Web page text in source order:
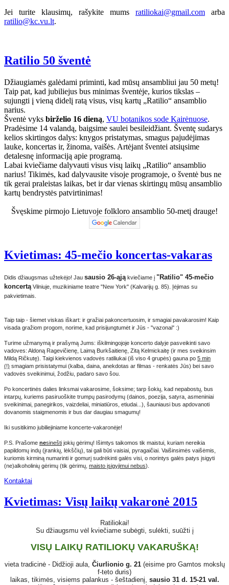
Jei turite klausimų, rašykite mums ratiliokai@gmail.com arba
ratilio@kc.vu.lt.
Ratilio 50 šventė
Džiaugiamės galėdami priminti, kad mūsų ansambliui jau 50 metų!
Taip pat, kad jubiliejus bus minimas šventėje, kurios tikslas –
sujungti į vieną didelį ratą visus, visų kartų „Ratilio“ ansamblio
narius.
Šventė vyks birželio 16 dieną, VU botanikos sode Kairėnuose.
Pradėsime 14 valandą, baigsime saulei besileidžiant. Šventę sudarys
kelios skirtingos dalys: knygos pristatymas, smagus pajudėjimas
lauke, koncertas ir, žinoma, vaišės. Artėjant šventei atsiųsime
detalesnę informaciją apie programą.
Labai kviečiame dalyvauti visus visų laikų „Ratilio“ ansamblio
narius! Tikimės, kad dalyvausite visoje programoje, o šventė bus ne
tik gerai praleistas laikas, bet ir dar vienas skirtingų mūsų ansamblio
kartų bendrystės patvirtinimas!
Švęskime pirmojo Lietuvoje folkloro ansamblio 50-metį drauge!
Kvietimas: 45-mečio koncertas-vakaras
Didis džiaugsmas užtekėjo! Jau sausio 26-ąją kviečiame į "Ratilio" 45-mečio
koncertą Vilniuje, muzikiniame teatre "New York" (Kalvarijų g. 85). Įėjimas su
pakvietimais.
Taip taip - šiemet viskas iškart: ir gražiai pakoncertuosim, ir smagiai pavakarosim! Kaip
visada gražiom progom, norime, kad prisijungtumėt ir Jūs - "vazonai" :)
Turime užmanymą ir prašymą Jums: iškilmingojoje koncerto dalyje pasveikinti savo
vadoves: Aldoną Ragevičienę, Laimą Burkšaitienę, Zitą Kelmickaitę (ir mes sveikinsim
Mildą Ričkutę). Taigi kiekvienos vadovės ratiliukai (iš viso 4 grupės) gauna po 5 min
(!) smagiam prisistatymui (kalba, daina, anekdotas ar filmas - renkatės Jūs) bei savo
vadovės sveikinimui, žodžiu, padaro savo šou.
Po koncertinės dalies linksmai vakarosime, šoksime; tarp šokių, kad nepabostų, bus
intarpų, kuriems pasiruoškite trumpų pasirodymų (dainos, poezija, satyra, asmeniniai
sveikinimai, panegirikos, vaizdeliai, miniatiūros, etiudai...), šauniausi bus apdovanoti
dovanomis staigmenomis ir bus dar daugiau smagumų!
Iki susitikimo jubiliejiniame koncerte-vakaronėje!
P.S. Prašome nesinešti jokių gėrimų! Išimtys taikomos tik maistui, kuriam nereikia
papildomų indų (įrankių, lėkščių), tai gali būti vaisiai, pyragaičiai. Vaišinsimės vaišėmis,
kuriomis kirminą numarinti ir gomurį sudrėkinti galės visi, o norintys galės patys įsigyti
(ne)alkoholinių gėrimų (tik gėrimų, maisto įsigyjimui nebus).
Kontaktai
Kvietimas: Visų laikų vakaronė 2015
Ratiliokai!
Su džiaugsmu vėl kviečiame subėgti, sulėkti, suūžti į
VISŲ LAIKŲ RATILIOKŲ VAKARUŠKĄ!
vieta tradicinė - Didžioji aula, Čiurlionio g. 21(eisime pro Gamtos mokslų
f-teto duris)
laikas, tikimės, visiems palankus - šeštadienį, sausio 31 d. 15-21 val.